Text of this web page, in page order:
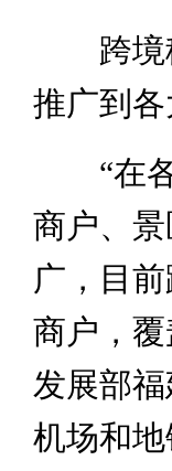
跨境移
推广到各
“在各
商户、
广，目
商户，
发展部
机场和